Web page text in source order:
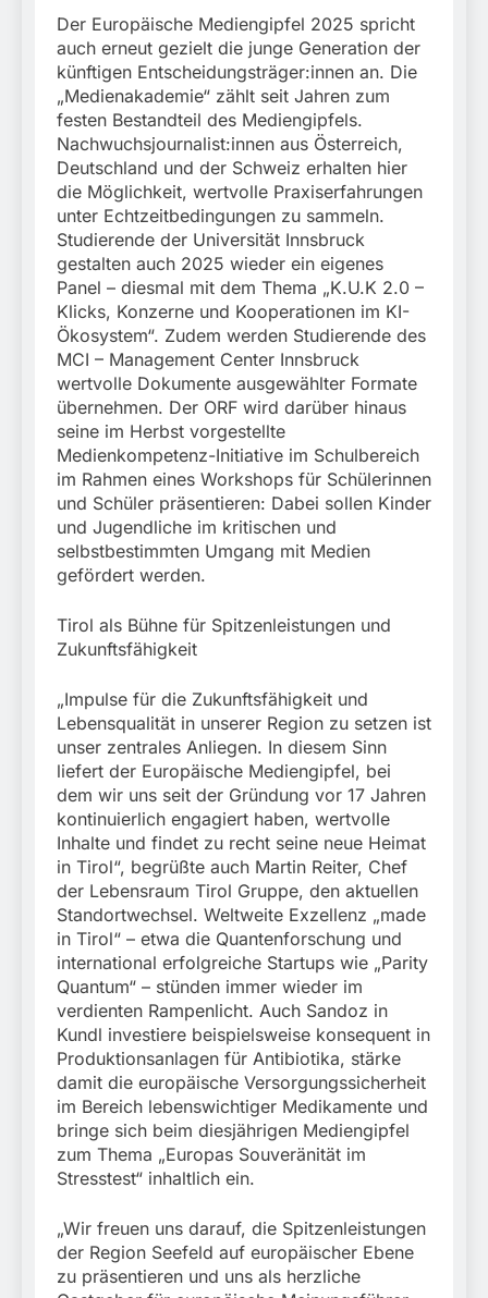
Der Europäische Mediengipfel 2025 spricht
auch erneut gezielt die junge Generation der
künftigen Entscheidungsträger:innen an. Die
„Medienakademie“ zählt seit Jahren zum
festen Bestandteil des Mediengipfels.
Nachwuchsjournalist:innen aus Österreich,
Deutschland und der Schweiz erhalten hier
die Möglichkeit, wertvolle Praxiserfahrungen
unter Echtzeitbedingungen zu sammeln.
Studierende der Universität Innsbruck
gestalten auch 2025 wieder ein eigenes
Panel – diesmal mit dem Thema „K.U.K 2.0 –
Klicks, Konzerne und Kooperationen im KI-
Ökosystem“. Zudem werden Studierende des
MCI – Management Center Innsbruck
wertvolle Dokumente ausgewählter Formate
übernehmen. Der ORF wird darüber hinaus
seine im Herbst vorgestellte
Medienkompetenz-Initiative im Schulbereich
im Rahmen eines Workshops für Schülerinnen
und Schüler präsentieren: Dabei sollen Kinder
und Jugendliche im kritischen und
selbstbestimmten Umgang mit Medien
gefördert werden.
Tirol als Bühne für Spitzenleistungen und
Zukunftsfähigkeit
„Impulse für die Zukunftsfähigkeit und
Lebensqualität in unserer Region zu setzen ist
unser zentrales Anliegen. In diesem Sinn
liefert der Europäische Mediengipfel, bei
dem wir uns seit der Gründung vor 17 Jahren
kontinuierlich engagiert haben, wertvolle
Inhalte und findet zu recht seine neue Heimat
in Tirol“, begrüßte auch Martin Reiter, Chef
der Lebensraum Tirol Gruppe, den aktuellen
Standortwechsel. Weltweite Exzellenz „made
in Tirol“ – etwa die Quantenforschung und
international erfolgreiche Startups wie „Parity
Quantum“ – stünden immer wieder im
verdienten Rampenlicht. Auch Sandoz in
Kundl investiere beispielsweise konsequent in
Produktionsanlagen für Antibiotika, stärke
damit die europäische Versorgungssicherheit
im Bereich lebenswichtiger Medikamente und
bringe sich beim diesjährigen Mediengipfel
zum Thema „Europas Souveränität im
Stresstest“ inhaltlich ein.
„Wir freuen uns darauf, die Spitzenleistungen
der Region Seefeld auf europäischer Ebene
zu präsentieren und uns als herzliche